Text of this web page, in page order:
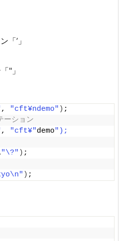
’」
"」
, "cft¥ndemo" ) ;
ション
, "cft¥"demo");
"\?" ) ;
) ;